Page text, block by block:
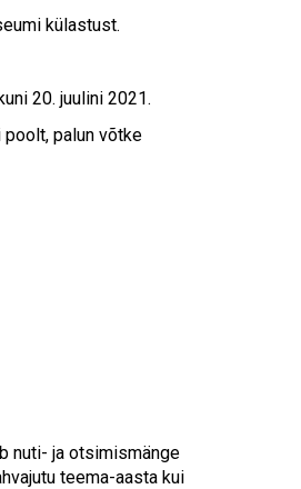
külastust.
20. juulini 2021.
palun võtke
nuti- ja otsimismänge
teema-aasta kui